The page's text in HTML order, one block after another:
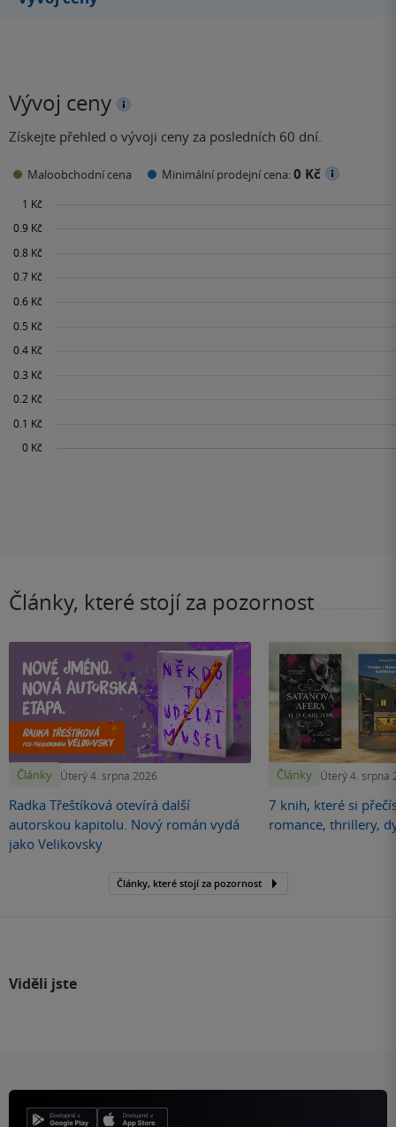
Vývoj ceny
Získejte přehled o vývoji ceny za posledních 60 dní.
Maloobchodní cena Minimální prodejní cena:0 Kč
Články, které stojí za pozornost
Články Úterý 4. srpna 2026
Radka Třeštíková otevírá další
autorskou kapitolu. Nový román vydá
jako Velikovsky
Články Úterý 4. srpna
7 knih, které si
romance, thrillery,
Články, které stojí za pozornost
Viděli jste